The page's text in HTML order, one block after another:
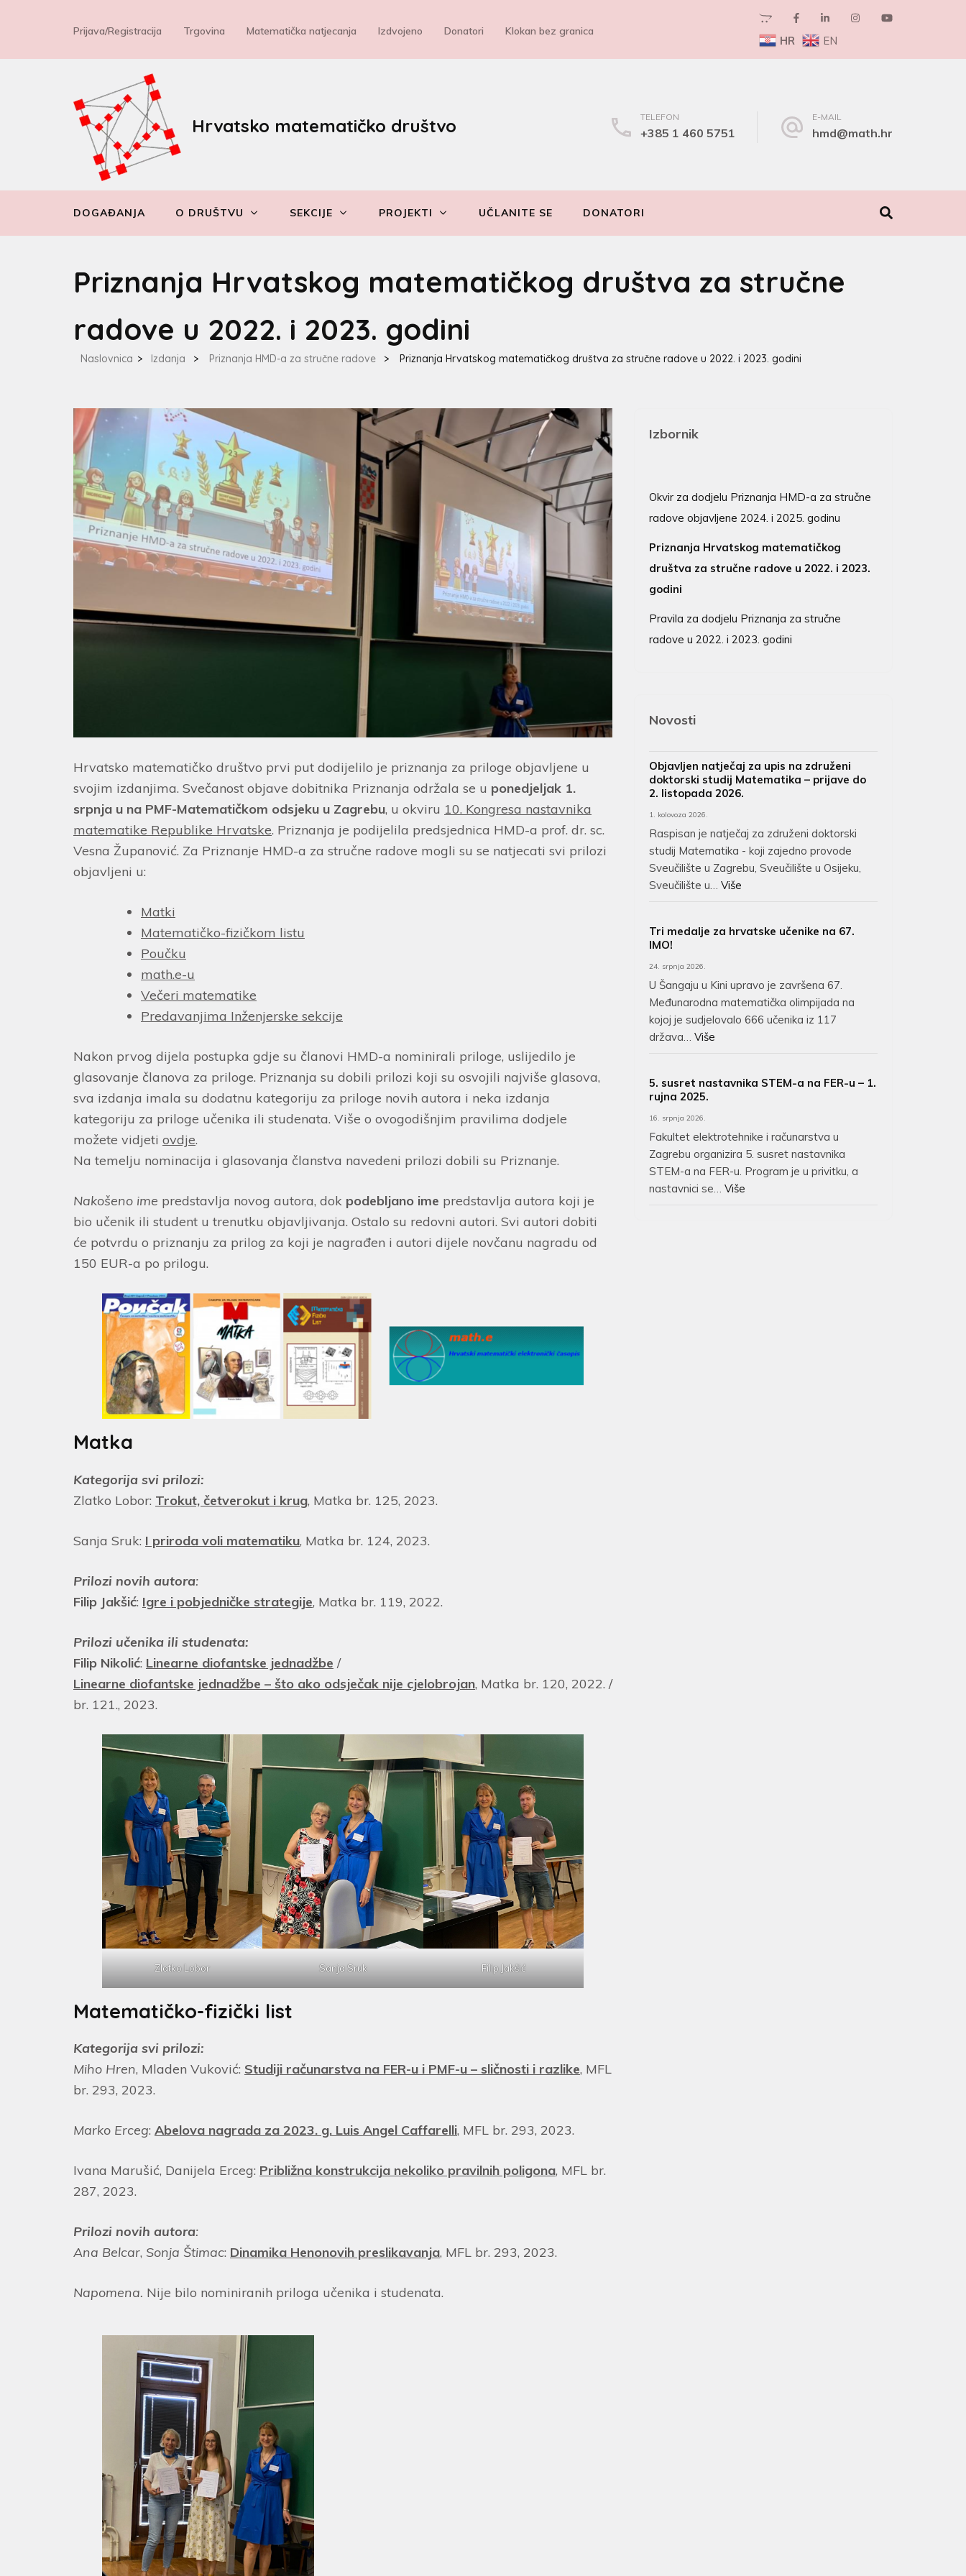
Prijava/Registracija Trgovina Matematička natjecanja Izdvojeno Donatori Klokan bez granica
HR EN
Hrvatsko matematičko društvo TELEFON
+385 1 460 5751
E-MAIL
hmd@math.hr
DOGAĐANJA O DRUŠTVU SEKCIJE PROJEKTI UČLANITE SE DONATORI
Priznanja Hrvatskog matematičkog društva za stručne
radove u 2022. i 2023. godini
Naslovnica > Izdanja > Priznanja HMD-a za stručne radove > Priznanja Hrvatskog matematičkog društva za stručne radove u 2022. i 2023. godini
Hrvatsko matematičko društvo prvi put dodijelilo je priznanja za priloge objavljene u
svojim izdanjima. Svečanost objave dobitnika Priznanja održala se u ponedjeljak 1.
srpnja u na PMF-Matematičkom odsjeku u Zagrebu, u okviru 10. Kongresa nastavnika
matematike Republike Hrvatske. Priznanja je podijelila predsjednica HMD-a prof. dr. sc.
Vesna Županović. Za Priznanje HMD-a za stručne radove mogli su se natjecati svi prilozi
objavljeni u:
Matki
Matematičko-fizičkom listu
Poučku
math.e-u
Večeri matematike
Predavanjima Inženjerske sekcije
Nakon prvog dijela postupka gdje su članovi HMD-a nominirali priloge, uslijedilo je
glasovanje članova za priloge. Priznanja su dobili prilozi koji su osvojili najviše glasova,
sva izdanja imala su dodatnu kategoriju za priloge novih autora i neka izdanja
kategoriju za priloge učenika ili studenata. Više o ovogodišnjim pravilima dodjele
možete vidjeti ovdje.
Na temelju nominacija i glasovanja članstva navedeni prilozi dobili su Priznanje.
Nakošeno ime predstavlja novog autora, dok podebljano ime predstavlja autora koji je
bio učenik ili student u trenutku objavljivanja. Ostalo su redovni autori. Svi autori dobiti
će potvrdu o priznanju za prilog za koji je nagrađen i autori dijele novčanu nagradu od
150 EUR-a po prilogu.
Matka
Kategorija svi prilozi:
Zlatko Lobor: Trokut, četverokut i krug, Matka br. 125, 2023.
Sanja Sruk: I priroda voli matematiku, Matka br. 124, 2023.
Prilozi novih autora:
Filip Jakšić: Igre i pobjedničke strategije, Matka br. 119, 2022.
Prilozi učenika ili studenata:
Filip Nikolić: Linearne diofantske jednadžbe /
Linearne diofantske jednadžbe – što ako odsječak nije cjelobrojan, Matka br. 120, 2022. /
br. 121., 2023.
Zlatko Lobor Sanja Sruk Filip Jakšić
Matematičko-fizički list
Kategorija svi prilozi:
Miho Hren, Mladen Vuković: Studiji računarstva na FER-u i PMF-u – sličnosti i razlike, MFL
br. 293, 2023.
Marko Erceg: Abelova nagrada za 2023. g. Luis Angel Caffarelli, MFL br. 293, 2023.
Ivana Marušić, Danijela Erceg: Približna konstrukcija nekoliko pravilnih poligona, MFL br.
287, 2023.
Prilozi novih autora:
Ana Belcar, Sonja Štimac: Dinamika Henonovih preslikavanja, MFL br. 293, 2023.
Napomena. Nije bilo nominiranih priloga učenika i studenata.
Izbornik
Okvir za dodjelu Priznanja HMD-a za stručne
radove objavljene 2024. i 2025. godinu
Priznanja Hrvatskog matematičkog
društva za stručne radove u 2022. i 2023.
godini
Pravila za dodjelu Priznanja za stručne
radove u 2022. i 2023. godini
Novosti
Objavljen natječaj za upis na združeni
doktorski studij Matematika – prijave do
2. listopada 2026.
1. kolovoza 2026.
Raspisan je natječaj za združeni doktorski
studij Matematika - koji zajedno provode
Sveučilište u Zagrebu, Sveučilište u Osijeku,
Sveučilište u…Više
Tri medalje za hrvatske učenike na 67.
IMO!
24. srpnja 2026.
U Šangaju u Kini upravo je završena 67.
Međunarodna matematička olimpijada na
kojoj je sudjelovalo 666 učenika iz 117
država…Više
5. susret nastavnika STEM-a na FER-u – 1.
rujna 2025.
16. srpnja 2026.
Fakultet elektrotehnike i računarstva u
Zagrebu organizira 5. susret nastavnika
STEM-a na FER-u. Program je u privitku, a
nastavnici se…Više